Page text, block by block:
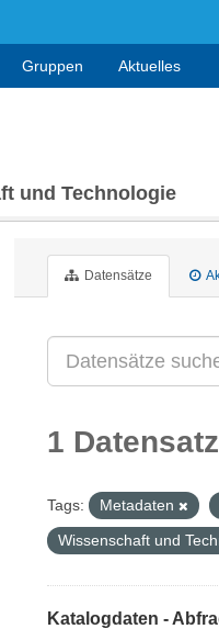
Gruppen Aktuelles
und Technologie
Datensätze
1
Tags: Metadaten
Wissenschaft und
Katalogdaten -